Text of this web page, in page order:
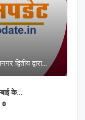
द्वितीय द्वारा…
के…
0